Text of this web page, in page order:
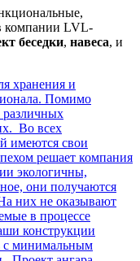
компании LVL-
беседки, навеса, и